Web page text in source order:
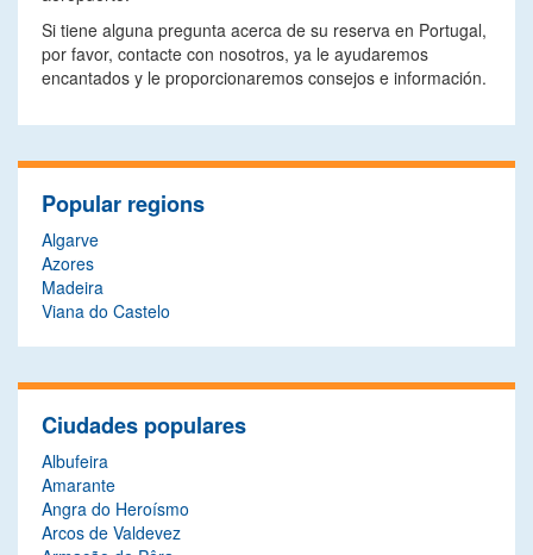
Si tiene alguna pregunta acerca de su reserva en Portugal,
por favor, contacte con nosotros, ya le ayudaremos
encantados y le proporcionaremos consejos e información.
Popular regions
Algarve
Azores
Madeira
Viana do Castelo
Ciudades populares
Albufeira
Amarante
Angra do Heroísmo
Arcos de Valdevez